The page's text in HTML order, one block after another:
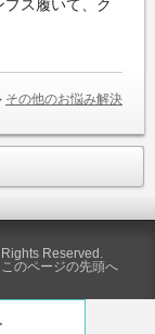
ス履いて、ク
その他のお悩み解決
Reserved.
のページの先頭へ